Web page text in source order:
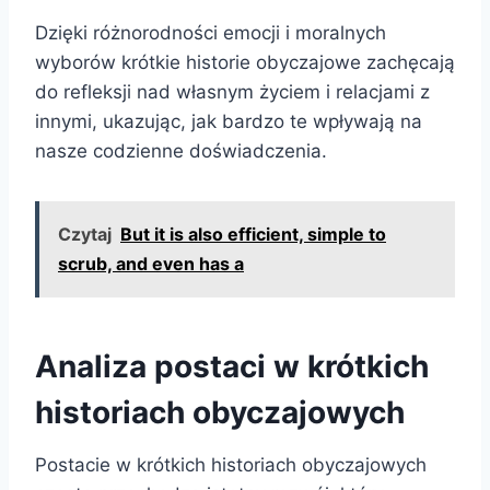
Dzięki różnorodności emocji i moralnych
wyborów krótkie historie obyczajowe zachęcają
do refleksji nad własnym życiem i relacjami z
innymi, ukazując, jak bardzo te wpływają na
nasze codzienne doświadczenia.
Czytaj But it is also efficient, simple to
scrub, and even has a
Analiza postaci w krótkich
historiach obyczajowych
Postacie w krótkich historiach obyczajowych